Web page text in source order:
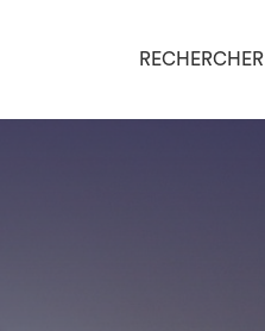
RECHERCHER